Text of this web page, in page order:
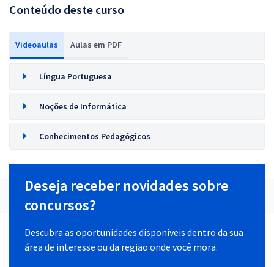
Conteúdo deste curso
Videoaulas Aulas em PDF
Língua Portuguesa
Noções de Informática
Conhecimentos Pedagógicos
Deseja receber novidades sobre
concursos?
Descubra as oportunidades disponíveis dentro da sua
área de interesse ou da região onde você mora.